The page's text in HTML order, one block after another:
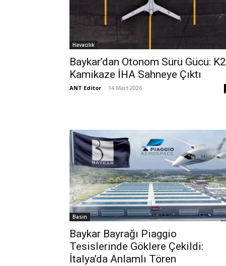
Havacılık
Baykar’dan Otonom Sürü Gücü: K2
Kamikaze İHA Sahneye Çıktı
ANT Editor - 14 Mart 2026
Basın
Baykar Bayrağı Piaggio
Tesislerinde Göklere Çekildi:
İtalya’da Anlamlı Tören